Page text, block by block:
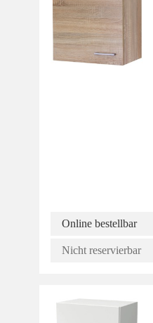
Online bestellbar
Nicht reservierbar